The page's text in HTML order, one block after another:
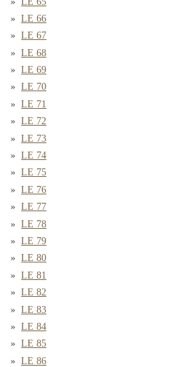
LE 66
LE 67
LE 68
LE 69
LE 70
LE 71
LE 72
LE 73
LE 74
LE 75
LE 76
LE 77
LE 78
LE 79
LE 80
LE 81
LE 82
LE 83
LE 84
LE 85
LE 86